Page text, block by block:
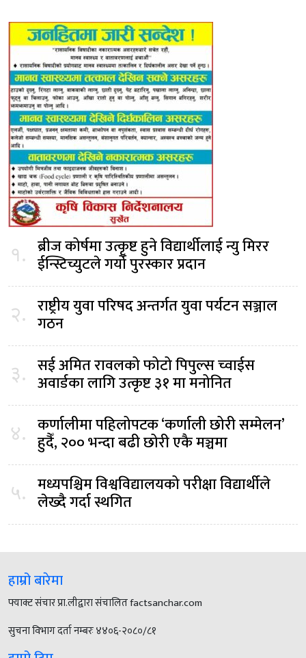
१. ब्रीज कोर्षमा उत्कृष्ट हुने विद्यार्थीलाई न्यु मिरर
ईन्स्टिच्युटले गर्यो पुरस्कार प्रदान
२. राष्ट्रीय युवा परिषद अन्तर्गत युवा पर्यटन सञ्जाल
गठन
३. सई अमित रावलको फोटो पिपुल्स च्वाईस
अवार्डका लागि उत्कृष्ट ३१ मा मनोनित
४. कर्णालीमा पहिलोपटक ‘कर्णाली छोरी सम्मेलन’
हुदैँ, २०० भन्दा बढी छोरी एकै मञ्चमा
५. मध्यपश्चिम विश्वविद्यालयको परीक्षा विद्यार्थीले
लेख्दै गर्दा स्थगित
हाम्रो बारेमा
फ्याक्ट संचार प्रा.लीद्वारा संचालित factsanchar.com
सुचना विभाग दर्ता नम्बरः ४४०६-२०८०/८१